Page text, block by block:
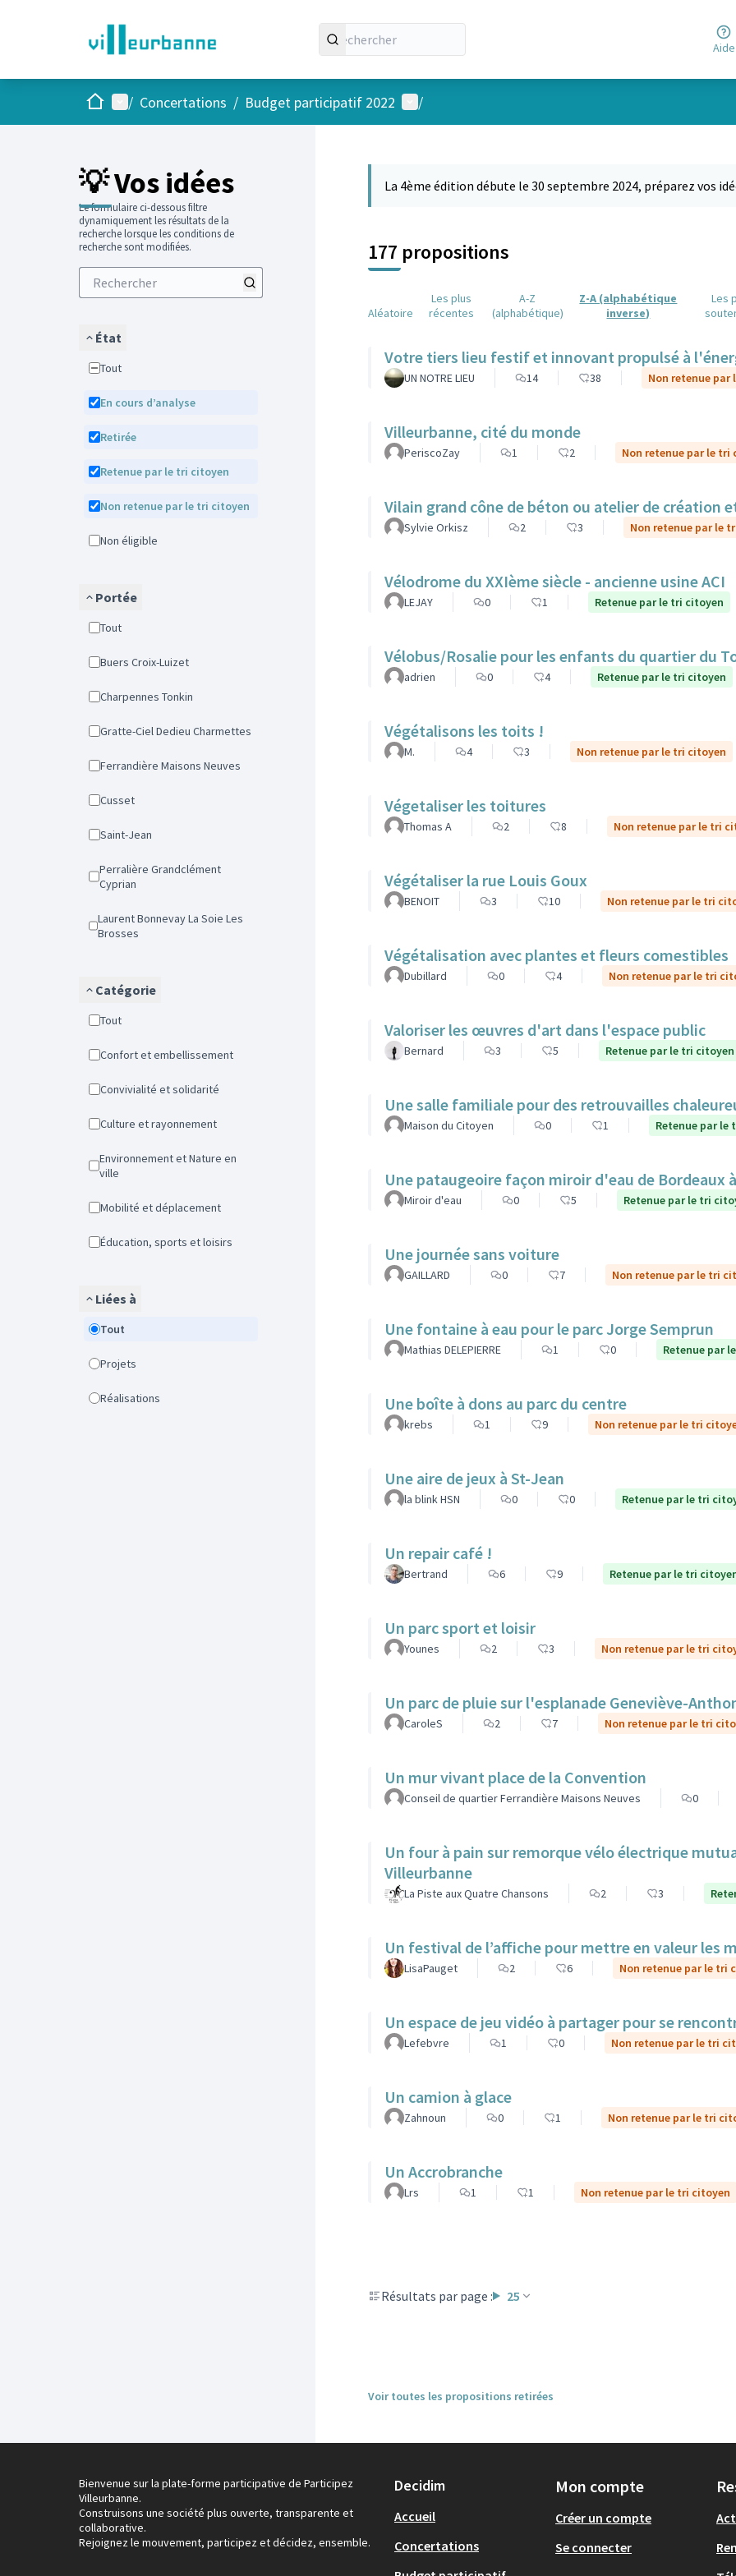
Aide
AccueilMenu principal
/ Concertations / Budget participatif 2022 Menu utilisateur
/
💡 Vos idées
Le formulaire ci-dessous filtre
dynamiquement les résultats de la
recherche lorsque les conditions de
recherche sont modifiées.
État
Tout
En cours d’analyse
Retirée
Retenue par le tri citoyen
Non retenue par le tri citoyen
Non éligible
Portée
Tout
Buers Croix-Luizet
Charpennes Tonkin
Gratte-Ciel Dedieu Charmettes
Ferrandière Maisons Neuves
Cusset
Saint-Jean
Perralière Grandclément
Cyprian
Laurent Bonnevay La Soie Les
Brosses
Catégorie
Tout
Confort et embellissement
Convivialité et solidarité
Culture et rayonnement
Environnement et Nature en
ville
Mobilité et déplacement
Éducation, sports et loisirs
Liées à
Tout
Projets
Réalisations
La 4ème édition débute le 30 septembre 2024, préparez vos
177 propositions
Aléatoire
Les plus
récentes
A-Z
(alphabétique)
Z-A (alphabétique
inverse)
Les
Votre tiers lieu festif et innovant propulsé à
UN NOTRE LIEU 14 38 Non retenue par
Villeurbanne, cité du monde
PeriscoZay 1 2 Non retenue par le tri
Vilain grand cône de béton ou atelier de création
Sylvie Orkisz 2 3 Non retenue par le
Vélodrome du XXIème siècle - ancienne usine ACI
LEJAY 0 1 Retenue par le tri citoyen
Vélobus/Rosalie pour les enfants du quartier du
adrien 0 4 Retenue par le tri citoyen
Végétalisons les toits !
M. 4 3 Non retenue par le tri citoyen
Végetaliser les toitures
Thomas A 2 8 Non retenue par le tri
Végétaliser la rue Louis Goux
BENOIT 3 10 Non retenue par le tri
Végétalisation avec plantes et fleurs comestibles
Dubillard 0 4 Non retenue par le tri
Valoriser les œuvres d'art dans l'espace public
Bernard 3 5 Retenue par le tri citoyen
Une salle familiale pour des retrouvailles
Maison du Citoyen 0 1 Retenue par le
Une pataugeoire façon miroir d'eau de Bordeaux
Miroir d'eau 0 5 Retenue par le tri
Une journée sans voiture
GAILLARD 0 7 Non retenue par le tri
Une fontaine à eau pour le parc Jorge Semprun
Mathias DELEPIERRE 1 0 Retenue par
Une boîte à dons au parc du centre
krebs 1 9 Non retenue par le tri
Une aire de jeux à St-Jean
la blink HSN 0 0 Retenue par le tri
Un repair café !
Bertrand 6 9 Retenue par le tri
Un parc sport et loisir
Younes 2 3 Non retenue par le tri
Un parc de pluie sur l'esplanade Geneviève-
CaroleS 2 7 Non retenue par le tri
Un mur vivant place de la Convention
Conseil de quartier Ferrandière Maisons Neuves 0
Un four à pain sur remorque vélo électrique
Villeurbanne
La Piste aux Quatre Chansons 2 3
Un festival de l’affiche pour mettre en valeur les
LisaPauget 2 6 Non retenue par le tri
Un espace de jeu vidéo à partager pour se
Lefebvre 1 0 Non retenue par le tri
Un camion à glace
Zahnoun 0 1 Non retenue par le tri
Un Accrobranche
Lrs 1 1 Non retenue par le tri citoyen
Résultats par page : 25
Voir toutes les propositions retirées
Bienvenue sur la plate-forme participative de Participez
Villeurbanne.
Construisons une société plus ouverte, transparente et
collaborative.
Rejoignez le mouvement, participez et décidez, ensemble.
Decidim
Accueil
Concertations
Mon compte
Créer un compte
Se connecter